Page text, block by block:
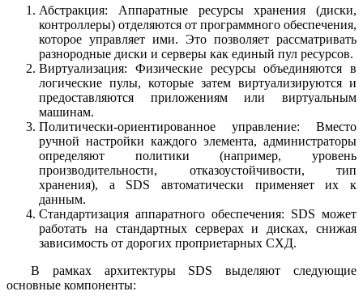
Абстракция: Аппаратные ресурсы хранения (диски,
контроллеры) отделяются от программного обеспечения,
которое управляет ими. Это позволяет рассматривать
разнородные диски и серверы как единый пул ресурсов.
Виртуализация: Физические ресурсы объединяются в
логические пулы, которые затем виртуализируются и
предоставляются приложениям или виртуальным
машинам.
Политически-ориентированное управление: Вместо
ручной настройки каждого элемента, администраторы
определяют политики (например, уровень
производительности, отказоустойчивости, тип
хранения), а SDS автоматически применяет их к
данным.
Стандартизация аппаратного обеспечения: SDS может
работать на стандартных серверах и дисках, снижая
зависимость от дорогих проприетарных СХД.
В рамках архитектуры SDS выделяют следующие
основные компоненты: